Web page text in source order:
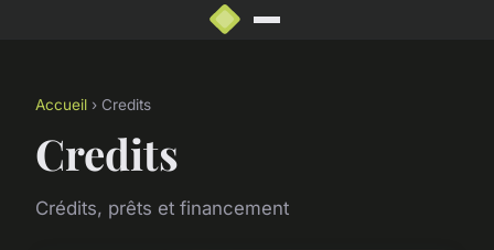
Accueil › Credits
Credits
Crédits, prêts et financement